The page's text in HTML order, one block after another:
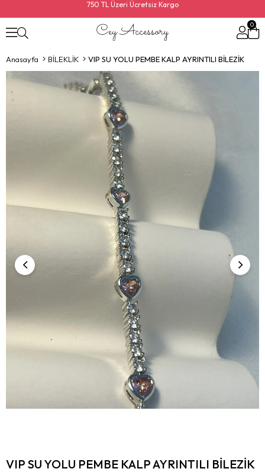
750 TL Üzeri Ücretsiz Kargo
0
Anasayfa BİLEKLİK VIP SU YOLU PEMBE KALP AYRINTILI BİLEZİK
VIP SU YOLU PEMBE KALP AYRINTILI BİLEZİK